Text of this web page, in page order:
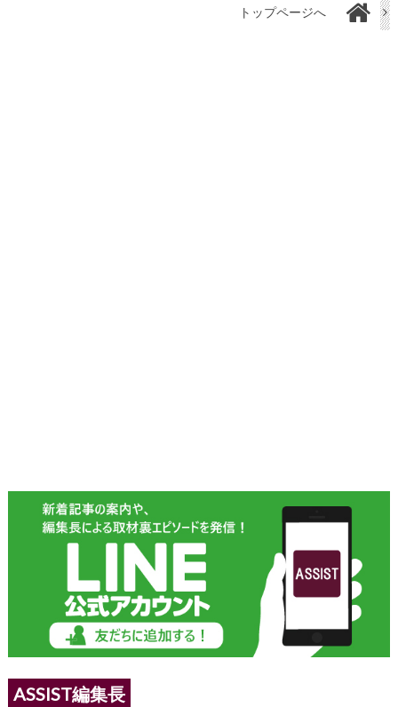
トップページへ
ASSIST編集長